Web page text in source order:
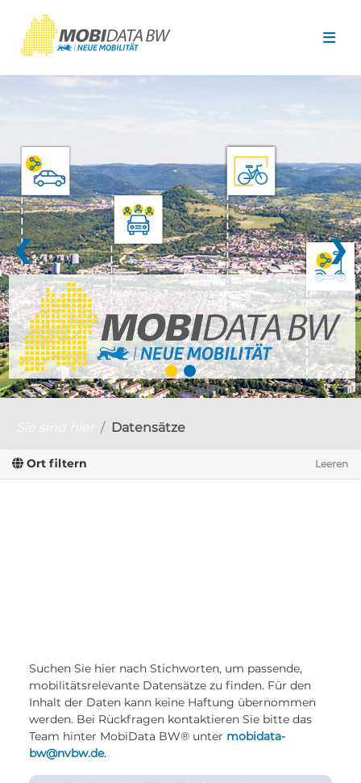
❮ ❯
Datensätze
Ort filtern Leeren
Suchen Sie hier nach Stichworten, um passende,
mobilitätsrelevante Datensätze zu finden. Für den
Inhalt der Daten kann keine Haftung übernommen
werden. Bei Rückfragen kontaktieren Sie bitte das
Team hinter MobiData BW® unter mobidata-
bw@nvbw.de.